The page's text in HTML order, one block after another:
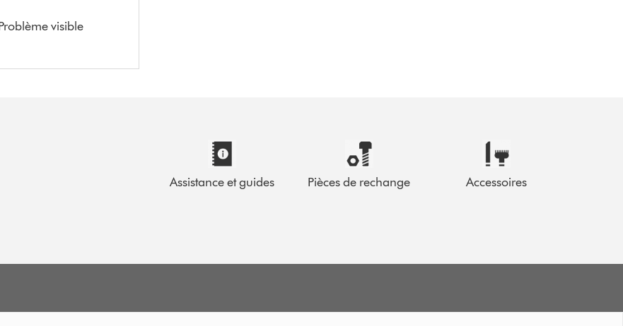
visible
Assistance et guides Pièces de rechange Accessoires